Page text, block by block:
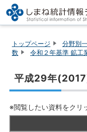
トップページ 分野別
数
令和２年基準 鉱工
平成29年
※閲覧したい資料をクリ